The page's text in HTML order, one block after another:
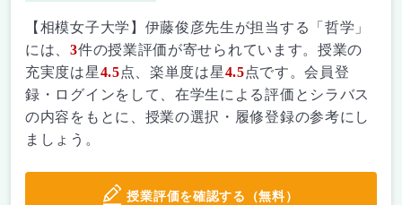
【相模女子大学】伊藤俊彦先生が担当する「哲学」
には、3件の授業評価が寄せられています。授業の
充実度は星4.5点、楽単度は星4.5点です。会員登
録・ログインをして、在学生による評価とシラバス
の内容をもとに、授業の選択・履修登録の参考にし
ましょう。
授業評価を確認する（無料）